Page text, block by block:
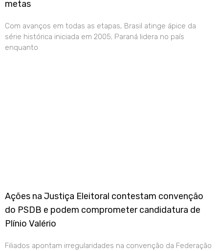
metas
Com avanços em todas as etapas, Brasil atinge ápice da
série histórica iniciada em 2005; Paraná lidera no país
enquanto
Ações na Justiça Eleitoral contestam convenção
do PSDB e podem comprometer candidatura de
Plínio Valério
Filiados apontam irregularidades na convenção da Federação